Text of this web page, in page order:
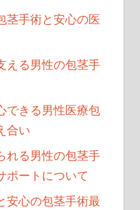
茎手術と安心の医
える男性の包茎手
できる男性医療包
合い
れる男性の包茎手
ポートについて
安心の包茎手術最